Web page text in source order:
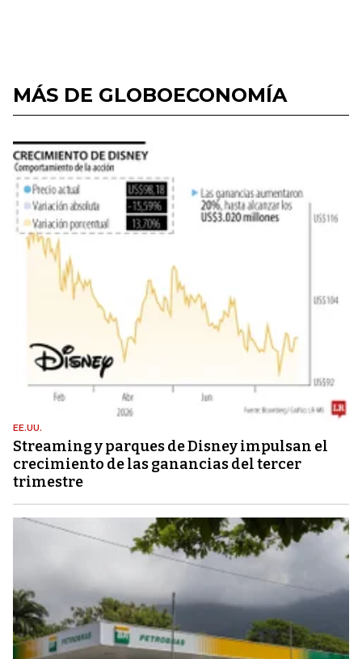
MÁS DE GLOBOECONOMÍA
EE.UU.
Streaming y parques de Disney impulsan el
crecimiento de las ganancias del tercer
trimestre